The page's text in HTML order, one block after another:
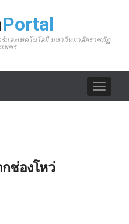
Portal
ละเทคโนโลยี มหาวิทยาลัยราชภัฏ
พชร
Toggle
กช่องโหว่